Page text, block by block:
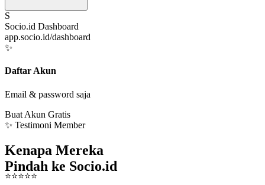
S
Socio.id Dashboard
app.socio.id/dashboard
✨
Daftar Akun
Email & password saja
Buat Akun Gratis
✨ Testimoni Member
Kenapa Mereka
Pindah ke Socio.id
⭐⭐⭐⭐ ⭐